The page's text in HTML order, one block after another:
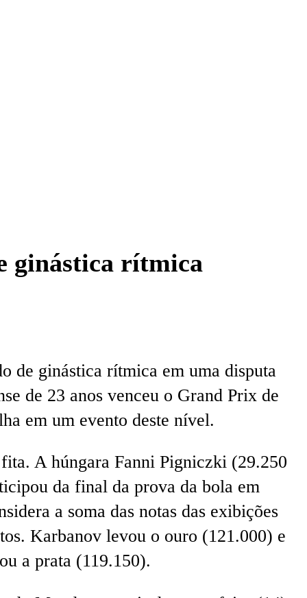
ginástica rítmica
de ginástica rítmica em uma disputa
de 23 anos venceu o Grand Prix de
em um evento deste nível.
A húngara Fanni Pigniczki (29.250
da final da prova da bola em
a soma das notas das exibições
Karbanov levou o ouro (121.000) e
a prata (119.150).